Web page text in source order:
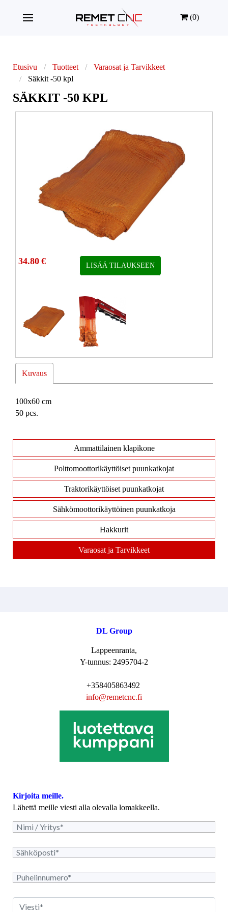
(0)
Etusivu Tuotteet
Varaosat ja Tarvikkeet
Säkkit -50 kpl
SÄKKIT -50 KPL
34.80 € LISÄÄ TILAUKSEEN
Kuvaus
100x60 cm
50 pcs.
Ammattilainen klapikone
Polttomoottorikäyttöiset puunkatkojat
Traktorikäyttöiset puunkatkojat
Sähkömoottorikäyttöinen puunkatkoja
Hakkurit
Varaosat ja Tarvikkeet
DL Group
Lappeenranta,
Y-tunnus: 2495704-2
+358405863492
info@remetcnc.fi
Kirjoita meille.
Lähettä meille viesti alla olevalla lomakkeella.